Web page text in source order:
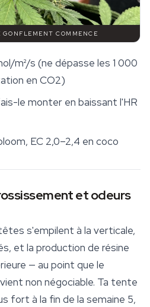
COMMENCE
m²/s (ne dépasse les 1 000
en CO2)
le monter en baissant l'HR
EC 2,0–2,4 en coco
et odeurs
s'empilent à la verticale,
et la production de résine
— au point que le
non négociable. Ta tente
fort à la fin de la semaine 5,